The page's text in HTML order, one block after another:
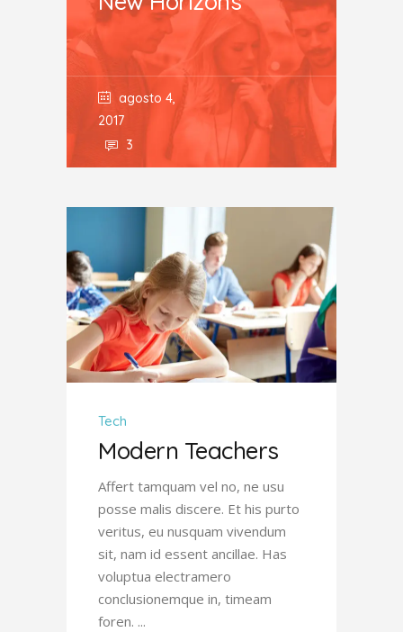
agosto 4,
2017
3
Tech
Modern Teachers
Affert tamquam vel no, ne usu
posse malis discere. Et his purto
veritus, eu nusquam vivendum
sit, nam id essent ancillae. Has
voluptua electramero
conclusionemque in, timeam
foren.